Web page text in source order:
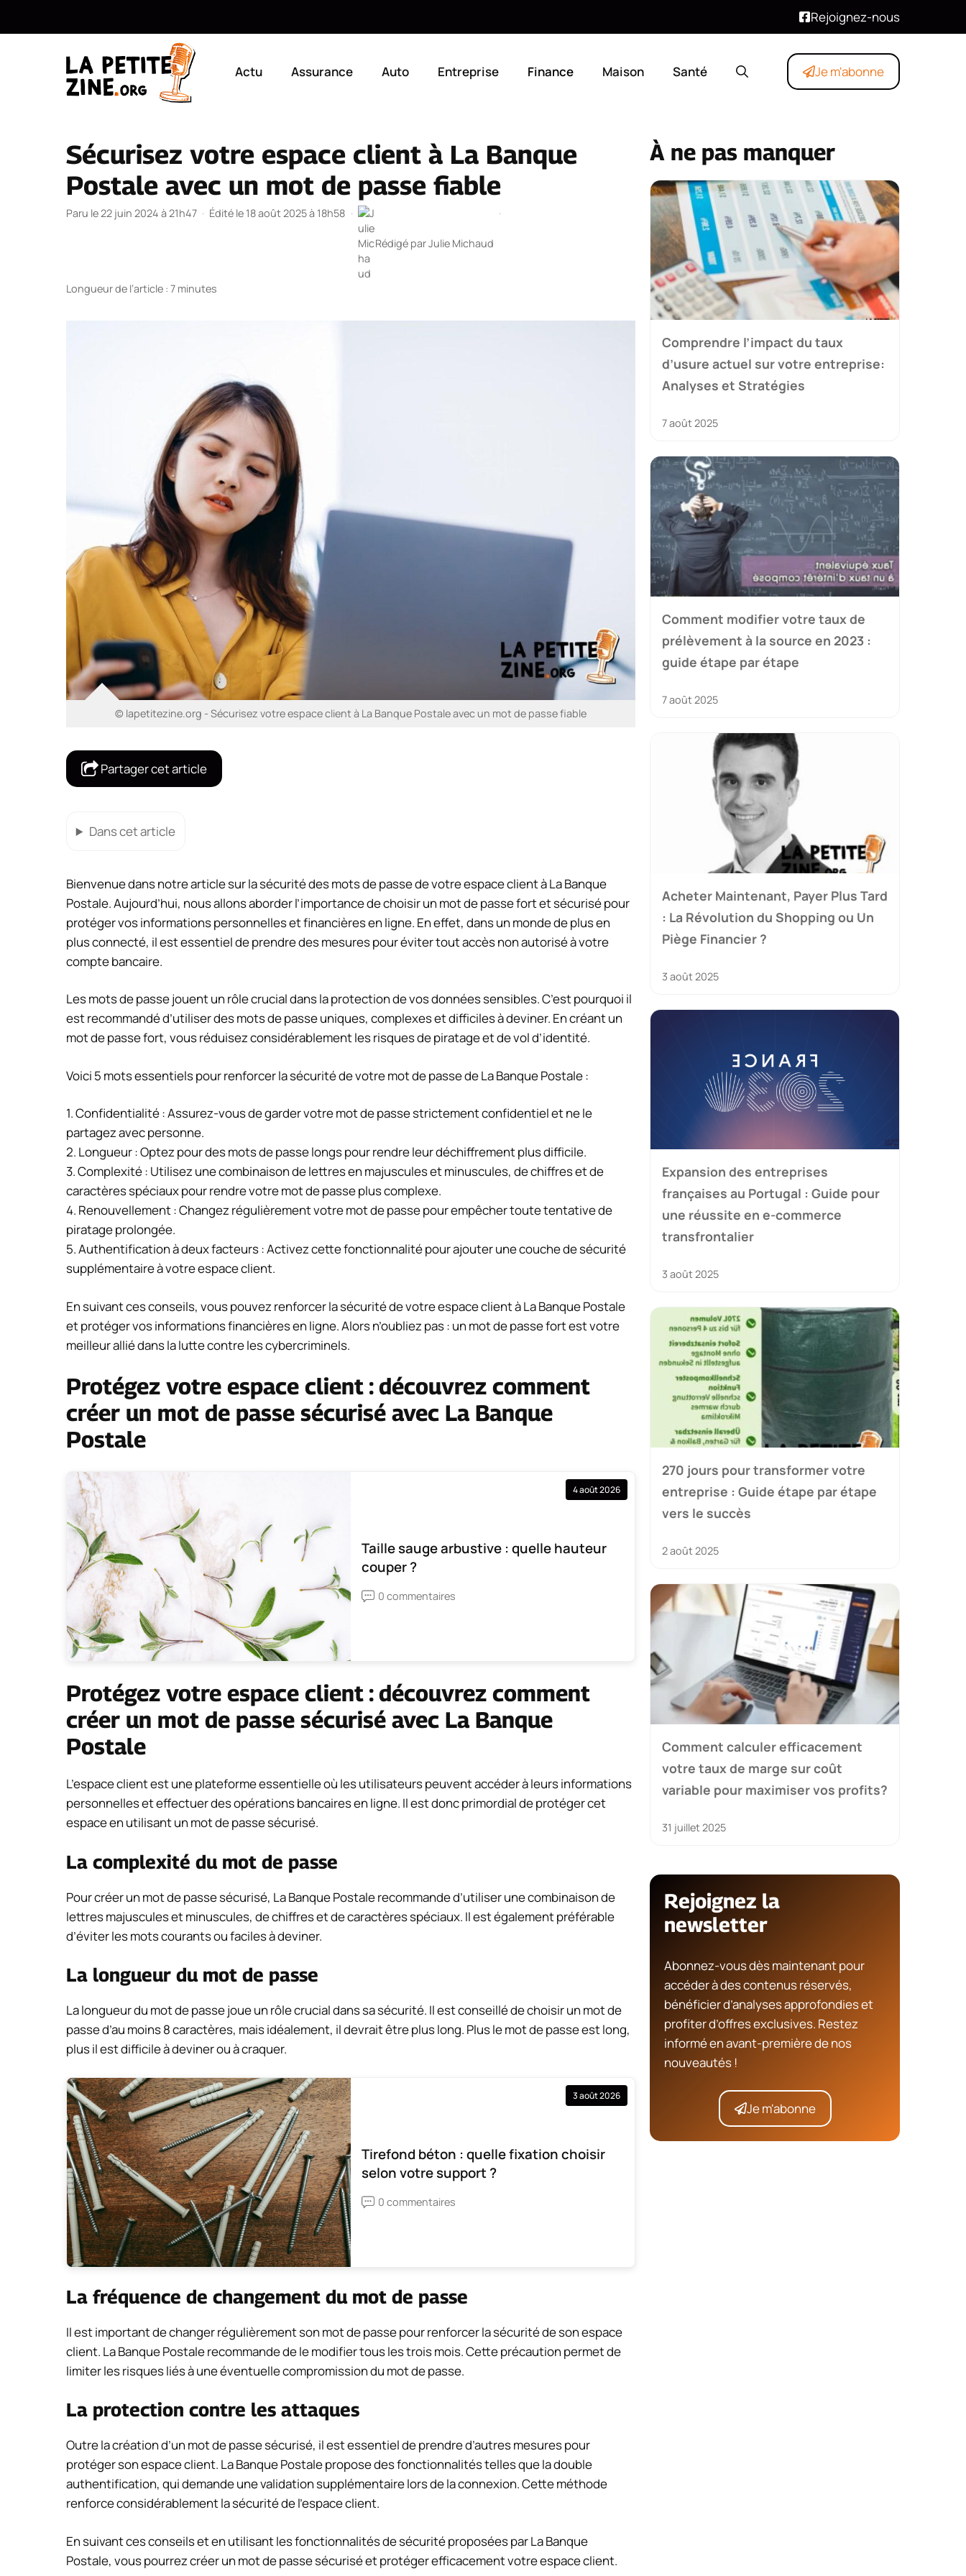
Rejoignez-nous
Actu Assurance Auto Entreprise Finance Maison Santé Je m'abonne
Sécurisez votre espace client à La Banque
Postale avec un mot de passe fiable
Paru le 22 juin 2024 à 21h47 · Édité le 18 août 2025 à 18h58 ·
Rédigé parJulie Michaud
·
Longueur de l’article : 7 minutes
© lapetitezine.org - Sécurisez votre espace client à La Banque Postale avec un mot de passe fiable
Partager cet article
Dans cet article
Bienvenue dans notre article sur la sécurité des mots de passe de votre espace client à La Banque
Postale. Aujourd’hui, nous allons aborder l’importance de choisir un mot de passe fort et sécurisé pour
protéger vos informations personnelles et financières en ligne. En effet, dans un monde de plus en
plus connecté, il est essentiel de prendre des mesures pour éviter tout accès non autorisé à votre
compte bancaire.
Les mots de passe jouent un rôle crucial dans la protection de vos données sensibles. C’est pourquoi il
est recommandé d’utiliser des mots de passe uniques, complexes et difficiles à deviner. En créant un
mot de passe fort, vous réduisez considérablement les risques de piratage et de vol d’identité.
Voici 5 mots essentiels pour renforcer la sécurité de votre mot de passe de La Banque Postale :
1. Confidentialité : Assurez-vous de garder votre mot de passe strictement confidentiel et ne le
partagez avec personne.
2. Longueur : Optez pour des mots de passe longs pour rendre leur déchiffrement plus difficile.
3. Complexité : Utilisez une combinaison de lettres en majuscules et minuscules, de chiffres et de
caractères spéciaux pour rendre votre mot de passe plus complexe.
4. Renouvellement : Changez régulièrement votre mot de passe pour empêcher toute tentative de
piratage prolongée.
5. Authentification à deux facteurs : Activez cette fonctionnalité pour ajouter une couche de sécurité
supplémentaire à votre espace client.
En suivant ces conseils, vous pouvez renforcer la sécurité de votre espace client à La Banque Postale
et protéger vos informations financières en ligne. Alors n’oubliez pas : un mot de passe fort est votre
meilleur allié dans la lutte contre les cybercriminels.
Protégez votre espace client : découvrez comment
créer un mot de passe sécurisé avec La Banque
Postale
4 août 2026
Taille sauge arbustive : quelle hauteur
couper ?
0 commentaires
Protégez votre espace client : découvrez comment
créer un mot de passe sécurisé avec La Banque
Postale
L’espace client est une plateforme essentielle où les utilisateurs peuvent accéder à leurs informations
personnelles et effectuer des opérations bancaires en ligne. Il est donc primordial de protéger cet
espace en utilisant un mot de passe sécurisé.
La complexité du mot de passe
Pour créer un mot de passe sécurisé, La Banque Postale recommande d’utiliser une combinaison de
lettres majuscules et minuscules, de chiffres et de caractères spéciaux. Il est également préférable
d’éviter les mots courants ou faciles à deviner.
La longueur du mot de passe
La longueur du mot de passe joue un rôle crucial dans sa sécurité. Il est conseillé de choisir un mot de
passe d’au moins 8 caractères, mais idéalement, il devrait être plus long. Plus le mot de passe est long,
plus il est difficile à deviner ou à craquer.
3 août 2026
Tirefond béton : quelle fixation choisir
selon votre support ?
0 commentaires
La fréquence de changement du mot de passe
Il est important de changer régulièrement son mot de passe pour renforcer la sécurité de son espace
client. La Banque Postale recommande de le modifier tous les trois mois. Cette précaution permet de
limiter les risques liés à une éventuelle compromission du mot de passe.
La protection contre les attaques
Outre la création d’un mot de passe sécurisé, il est essentiel de prendre d’autres mesures pour
protéger son espace client. La Banque Postale propose des fonctionnalités telles que la double
authentification, qui demande une validation supplémentaire lors de la connexion. Cette méthode
renforce considérablement la sécurité de l’espace client.
En suivant ces conseils et en utilisant les fonctionnalités de sécurité proposées par La Banque
Postale, vous pourrez créer un mot de passe sécurisé et protéger efficacement votre espace client.
À ne pas manquer
Comprendre l’impact du taux
d’usure actuel sur votre entreprise:
Analyses et Stratégies
7 août 2025
Comment modifier votre taux de
prélèvement à la source en 2023 :
guide étape par étape
7 août 2025
Acheter Maintenant, Payer Plus Tard
: La Révolution du Shopping ou Un
Piège Financier ?
3 août 2025
Expansion des entreprises
françaises au Portugal : Guide pour
une réussite en e-commerce
transfrontalier
3 août 2025
270 jours pour transformer votre
entreprise : Guide étape par étape
vers le succès
2 août 2025
Comment calculer efficacement
votre taux de marge sur coût
variable pour maximiser vos profits?
31 juillet 2025
Rejoignez la
newsletter
Abonnez-vous dès maintenant pour
accéder à des contenus réservés,
bénéficier d’analyses approfondies et
profiter d’offres exclusives. Restez
informé en avant-première de nos
nouveautés !
Je m'abonne